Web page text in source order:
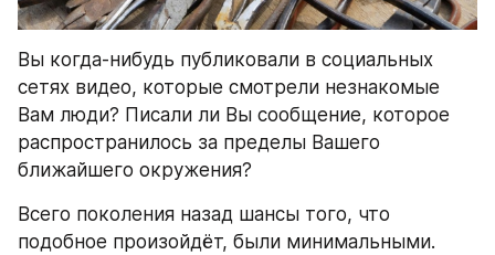
Вы когда-нибудь публиковали в социальных
сетях видео, которые смотрели незнакомые
Вам люди? Писали ли Вы сообщение, которое
распространилось за пределы Вашего
ближайшего окружения?
Всего поколения назад шансы того, что
подобное произойдёт, были минимальными.